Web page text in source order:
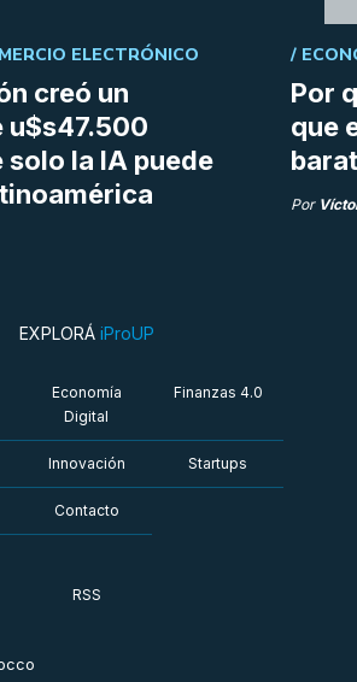
creó un
u$s47.500
solo la IA puede
ELECTRÓNICO
Por
que
/
Por
EXPLORÁ iProUP
Economía
Digital
Finanzas 4.0
Innovación Startups
Contacto
RSS